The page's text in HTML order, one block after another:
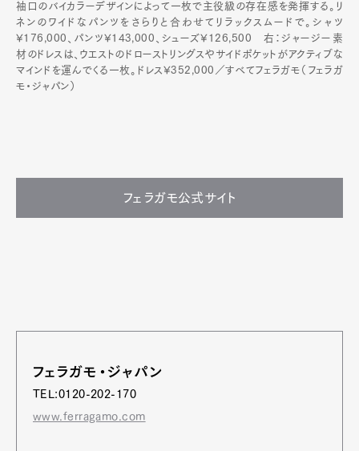
袖口のバイカラーデザインによって一枚で主役級の存在感を発揮する。リ
ネンのワイドなパンツをさらりと合わせてリラックスムードで。シャツ
¥176,000、パンツ¥143,000、シューズ¥126,500 右：ジャージー素
材のドレスは、ウエストのドローストリングスやサイドポケットがアクティブな
マインドを運んでくる一枚。ドレス¥352,000／すべてフェラガモ（フェラガ
モ・ジャパン）
フェラガモ公式サイト
フェラガモ・ジャパン
TEL:0120-202-170
www.ferragamo.com